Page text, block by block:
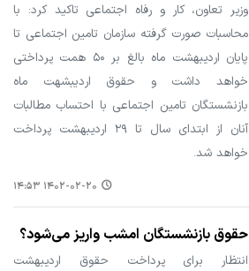
وزیر تعاون، کار و رفاه اجتماعی تاکید کرد: با
محاسبات صورت گرفته سازمان تامین اجتماعی تا
پایان اردیبهشت ماه بالغ بر ۵۰ همت پرداختی
خواهد داشت و حقوق اردیبشهت ماه
بازنشستگان تامین اجتماعی با احتساب مطالبات
آنان از ابتدای سال تا ۲۹ اردیبهشت پرداخت
خواهد شد.
۱۴۰۲-۰۲-۲۰ ۱۴:۵۳
حقوق بازنشستگان امشب واریز می‌شود؟
انتظار برای پرداخت حقوق اردیبهشت